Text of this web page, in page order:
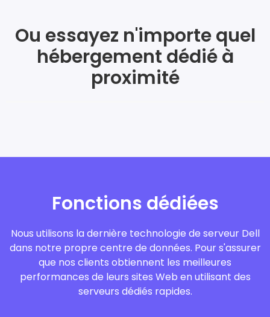
Ou essayez n'importe quel
hébergement dédié à
proximité
Fonctions dédiées
Nous utilisons la dernière technologie de serveur Dell
dans notre propre centre de données. Pour s'assurer
que nos clients obtiennent les meilleures
performances de leurs sites Web en utilisant des
serveurs dédiés rapides.